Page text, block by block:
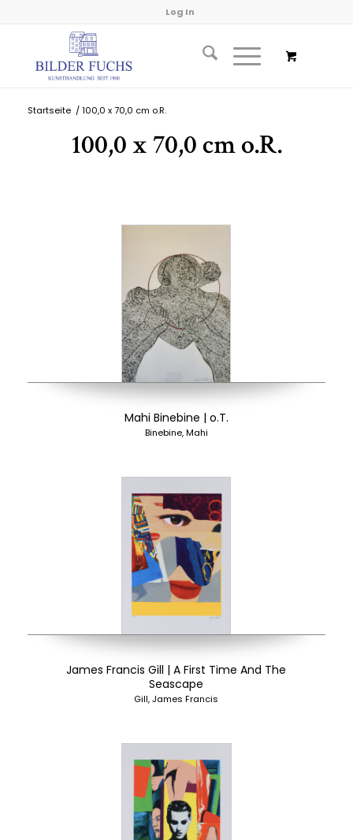
Log In
Startseite / 100,0 x 70,0 cm o.R.
100,0 x 70,0 cm o.R.
Mahi Binebine | o.T.
Binebine, Mahi
James Francis Gill | A First Time And The
Seascape
Gill, James Francis